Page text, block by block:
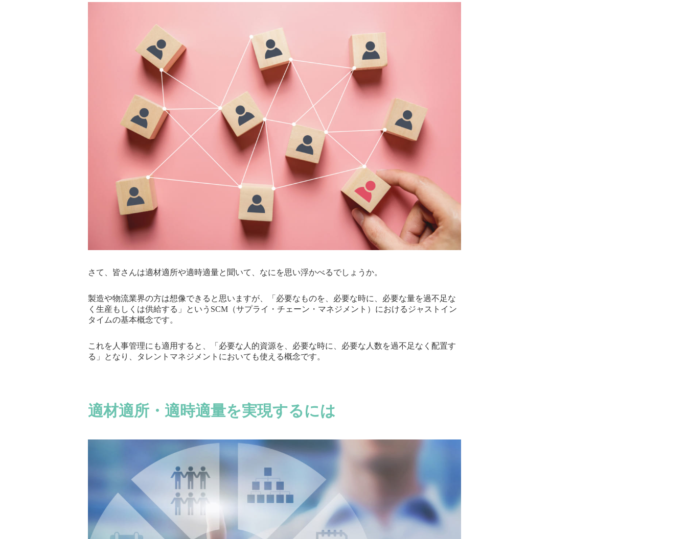
さて、皆さんは適材適所や適時適量と聞いて、なにを思い浮かべるでしょうか。
製造や物流業界の方は想像できると思いますが、「必要なものを、必要な時に、必要な量を過不足な
く生産もしくは供給する」というSCM（サプライ・チェーン・マネジメント）におけるジャストイン
タイムの基本概念です。
これを人事管理にも適用すると、「必要な人的資源を、必要な時に、必要な人数を過不足なく配置す
る」となり、タレントマネジメントにおいても使える概念です。
適材適所・適時適量を実現するには